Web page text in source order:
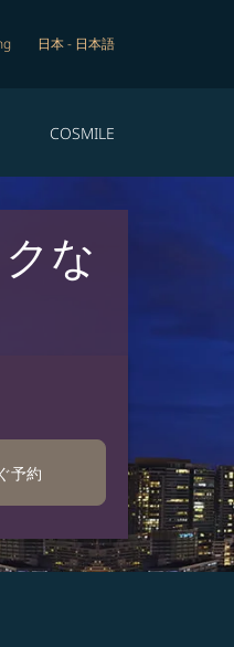
日本- 日本語
COSMILE
な
予約